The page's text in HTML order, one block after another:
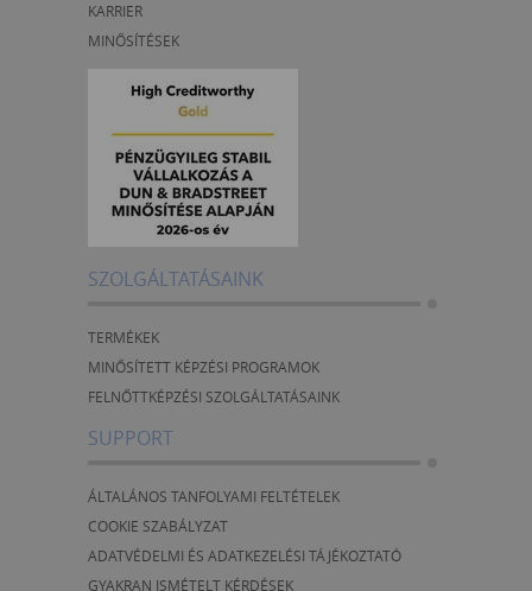
KARRIER
MINŐSÍTÉSEK
SZOLGÁLTATÁSAINK
TERMÉKEK
MINŐSÍTETT KÉPZÉSI PROGRAMOK
FELNŐTTKÉPZÉSI SZOLGÁLTATÁSAINK
SUPPORT
ÁLTALÁNOS TANFOLYAMI FELTÉTELEK
COOKIE SZABÁLYZAT
ADATVÉDELMI ÉS ADATKEZELÉSI TÁJÉKOZTATÓ
GYAKRAN ISMÉTELT KÉRDÉSEK